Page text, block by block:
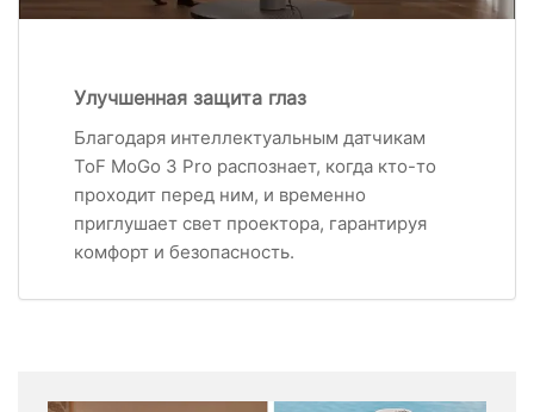
Улучшенная защита глаз
Благодаря интеллектуальным датчикам
ToF MoGo 3 Pro распознает, когда кто-то
проходит перед ним, и временно
приглушает свет проектора, гарантируя
комфорт и безопасность.